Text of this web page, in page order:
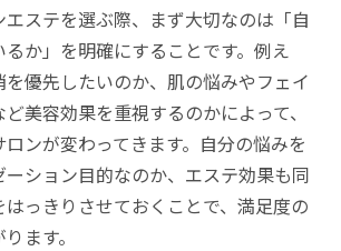
エステを選ぶ際、まず大切なのは「自
か」を明確にすることです。例え
優先したいのか、肌の悩みやフェイ
美容効果を重視するのかによって、
ンが変わってきます。自分の悩みを
ション目的なのか、エステ効果も同
っきりさせておくことで、満足度の
ます。